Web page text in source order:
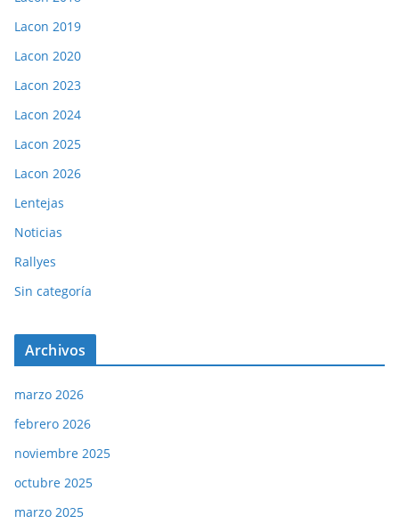
Lacon 2019
Lacon 2020
Lacon 2023
Lacon 2024
Lacon 2025
Lacon 2026
Lentejas
Noticias
Rallyes
Sin categoría
Archivos
marzo 2026
febrero 2026
noviembre 2025
octubre 2025
marzo 2025